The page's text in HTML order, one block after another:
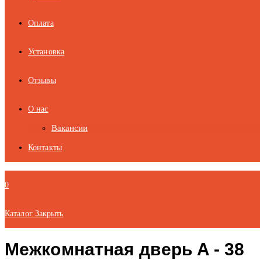
Оплата
Установка
Отзывы
О нас
Вакансии
Контакты
0
Каталог Закрыть
Межкомнатная дверь A - 38